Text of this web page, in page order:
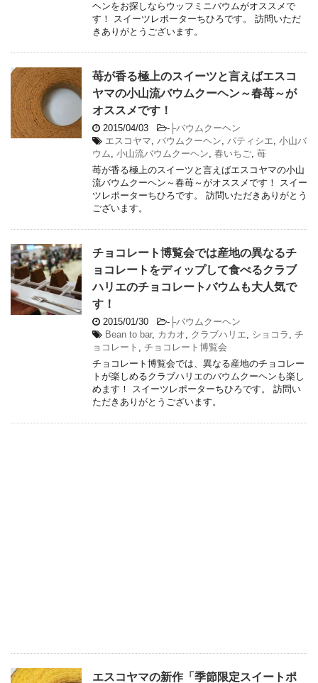
ヘンをお探しならウッフミニバウムがオススメで
す！ スイーツレポーターちひろです。 訪問いただ
きありがとうございます。
苺が香る極上のスイーツと言えばエスコ
ヤマの小山流バウムクーヘン～春苺～が
オススメです！
2015/04/03 - ├バウムクーヘン
エスコヤマ, バウムクーヘン, パティシエ, 小山バ
ウム, 小山流バウムクーヘン, 春いちご, 苺
苺が香る極上のスイーツと言えばエスコヤマの小山
流バウムクーヘン～春苺～がオススメです！ スイー
ツレポーターちひろです。 訪問いただきありがとう
ございます。
チョコレート博覧会では産地の異なるチ
ョコレートをディップして食べるクラブ
ハリエのチョコレートバウムも大人気で
す！
2015/01/30 - ├バウムクーヘン
Bean to bar, カカオ, クラブハリエ, ショコラ , チ
ョコレート , チョコレート博覧会
チョコレート博覧会では、異なる産地のチョコレー
トが楽しめるクラブハリエのバウムクーヘンも楽し
めます！ スイーツレポーターちひろです。 訪問い
ただきありがとうございます。
エスコヤマの新作「季節限定スイートポ